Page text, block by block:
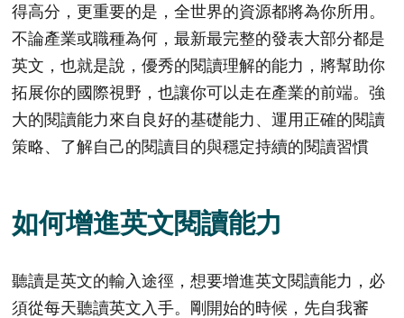
得高分，更重要的是，全世界的資源都將為你所用。
不論產業或職種為何，最新最完整的發表大部分都是
英文，也就是說，優秀的閱讀理解的能力，將幫助你
拓展你的國際視野，也讓你可以走在產業的前端。強
大的閱讀能力來自良好的基礎能力、運用正確的閱讀
策略、了解自己的閱讀目的與穩定持續的閱讀習慣
如何增進英文閱讀能力
聽讀是英文的輸入途徑，想要增進英文閱讀能力，必
須從每天聽讀英文入手。剛開始的時候，先自我審